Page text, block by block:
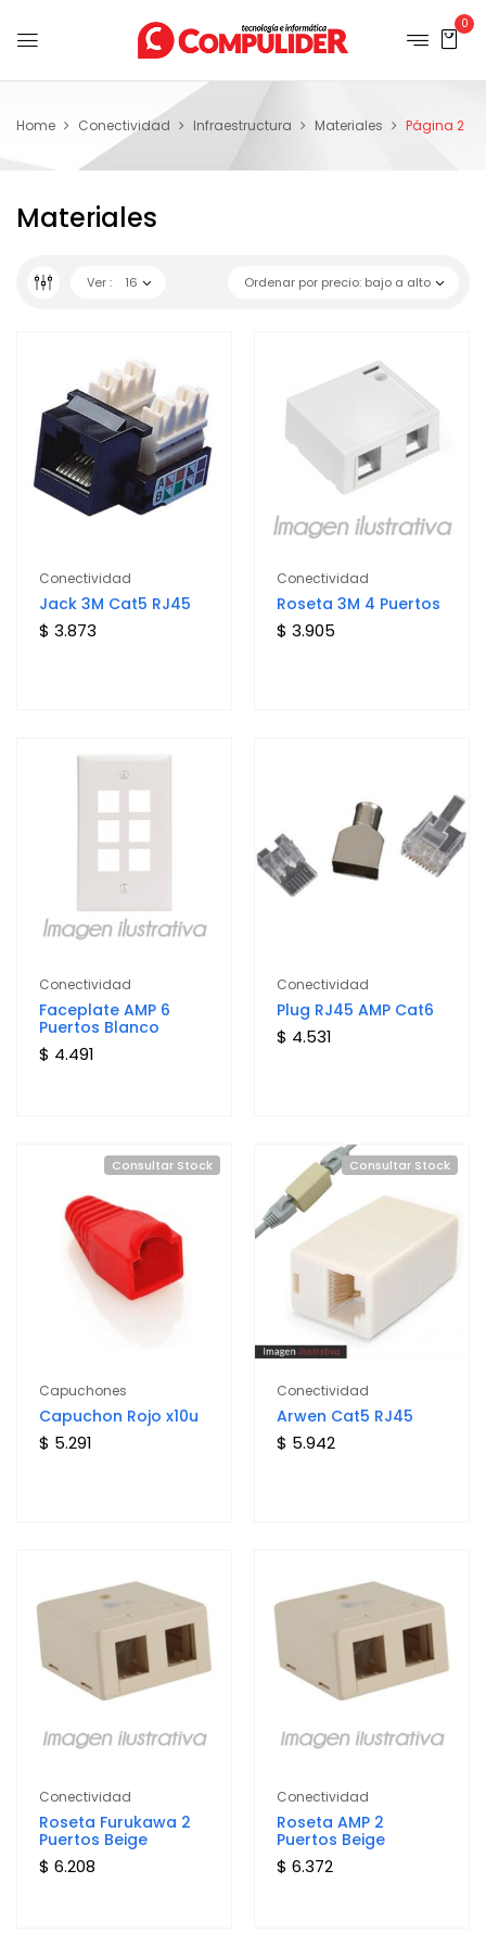
0
Home Conectividad Infraestructura Materiales Página 2
Materiales
Ordenar por precio: bajo a alto
Ver : 16
Conectividad
Jack 3M Cat5 RJ45
$ 3.873
Conectividad
Roseta 3M 4 Puertos
$ 3.905
Conectividad
Faceplate AMP 6
Puertos Blanco
$ 4.491
Conectividad
Plug RJ45 AMP Cat6
$ 4.531
Consultar Stock
Capuchones
Capuchon Rojo x10u
$ 5.291
Consultar Stock
Conectividad
Arwen Cat5 RJ45
$ 5.942
Conectividad
Roseta Furukawa 2
Puertos Beige
$ 6.208
Conectividad
Roseta AMP 2
Puertos Beige
$ 6.372